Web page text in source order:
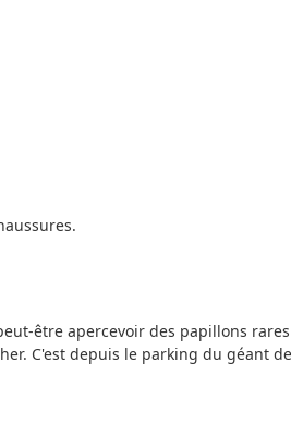
être apercevoir des papillons
C'est depuis le parking du géant